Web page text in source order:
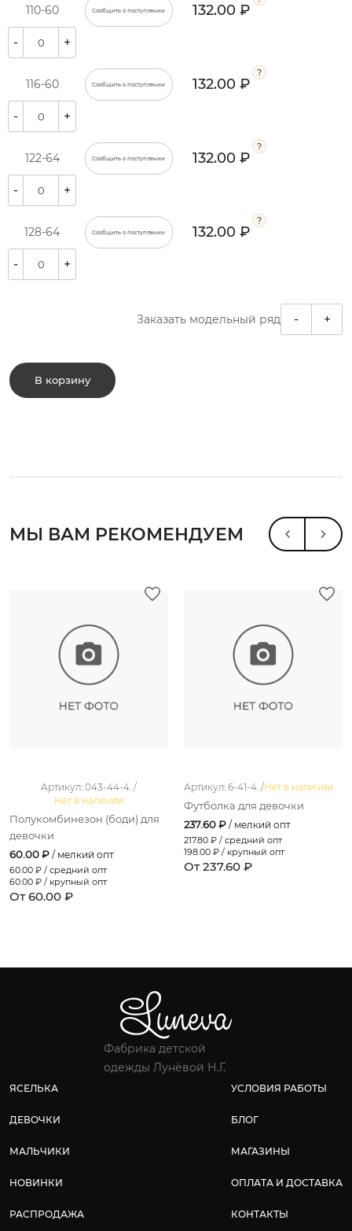
110-60 Сообщить о поступлении 132.00 ₽
- +
116-60 Сообщить о поступлении 132.00 ₽
- +
122-64 Сообщить о поступлении 132.00 ₽
- +
128-64 Сообщить о поступлении 132.00 ₽
- +
Заказать модельный ряд - +
В корзину
МЫ ВАМ РЕКОМЕНДУЕМ
Артикул: 043-44-4. /
Нет в наличии
Полукомбинезон (боди) для
девочки
60.00 ₽ / мелкий опт
60.00 ₽ / средний опт
60.00 ₽ / крупный опт
От 60.00 ₽
Артикул: 6-41-4. /Нет в наличии
Футболка для девочки
237.60 ₽ / мелкий опт
217.80 ₽ / средний опт
198.00 ₽ / крупный опт
От 237.60 ₽
Фабрика детской
одежды Лунёвой Н.Г.
ЯСЕЛЬКА
ДЕВОЧКИ
МАЛЬЧИКИ
НОВИНКИ
РАСПРОДАЖА
УСЛОВИЯ РАБОТЫ
БЛОГ
МАГАЗИНЫ
ОПЛАТА И ДОСТАВКА
КОНТАКТЫ